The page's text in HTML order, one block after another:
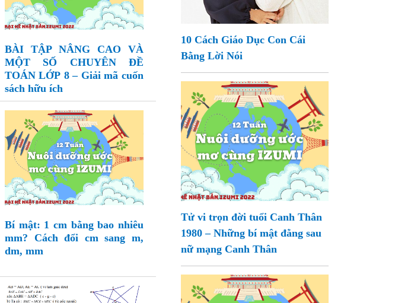
BÀI TẬP NÂNG CAO VÀ
MỘT SỐ CHUYÊN ĐỀ
TOÁN LỚP 8 – Giải mã cuốn
sách hữu ích
Bí mật: 1 cm bằng bao nhiêu
mm? Cách đổi cm sang m,
dm, mm
10 Cách Giáo Dục Con Cái
Bằng Lời Nói
Tử vi trọn đời tuổi Canh Thân
1980 – Những bí mật đằng sau
nữ mạng Canh Thân